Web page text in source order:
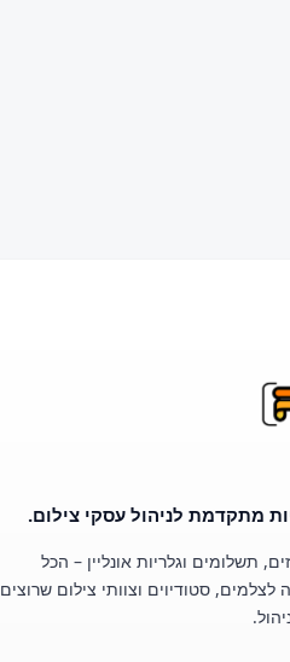
תשלומים וגלריות אונליין – הכל
סטודיוים וצוותי צילום שרוצים